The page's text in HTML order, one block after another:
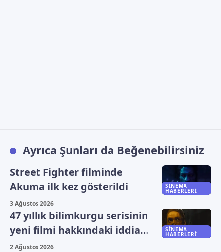
Ayrıca Şunları da Beğenebilirsiniz
SINEMA
HABERLERI
Street Fighter filminde
Akuma ilk kez gösterildi
3 Ağustos 2026
SINEMA
HABERLERI
47 yıllık bilimkurgu serisinin
yeni filmi hakkındaki iddia
yalanlandı
2 Ağustos 2026